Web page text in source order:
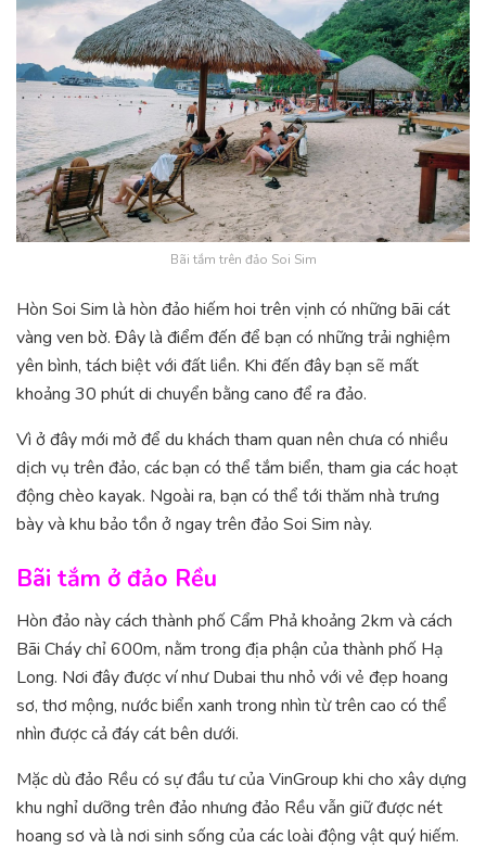
Bãi tắm trên đảo Soi Sim
Hòn Soi Sim là hòn đảo hiếm hoi trên vịnh có những bãi cát
vàng ven bờ. Đây là điểm đến để bạn có những trải nghiệm
yên bình, tách biệt với đất liền. Khi đến đây bạn sẽ mất
khoảng 30 phút di chuyển bằng cano để ra đảo.
Vì ở đây mới mở để du khách tham quan nên chưa có nhiều
dịch vụ trên đảo, các bạn có thể tắm biển, tham gia các hoạt
động chèo kayak. Ngoài ra, bạn có thể tới thăm nhà trưng
bày và khu bảo tồn ở ngay trên đảo Soi Sim này.
Bãi tắm ở đảo Rều
Hòn đảo này cách thành phố Cẩm Phả khoảng 2km và cách
Bãi Cháy chỉ 600m, nằm trong địa phận của thành phố Hạ
Long. Nơi đây được ví như Dubai thu nhỏ với vẻ đẹp hoang
sơ, thơ mộng, nước biển xanh trong nhìn từ trên cao có thể
nhìn được cả đáy cát bên dưới.
Mặc dù đảo Rều có sự đầu tư của VinGroup khi cho xây dựng
khu nghỉ dưỡng trên đảo nhưng đảo Rều vẫn giữ được nét
hoang sơ và là nơi sinh sống của các loài động vật quý hiếm.